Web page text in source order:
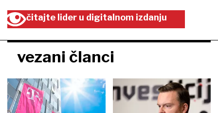
čitajte lider u digitalnom izdanju
vezani članci